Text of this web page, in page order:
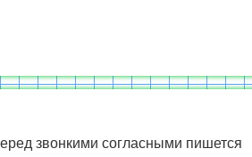
звонкими согласными пишется